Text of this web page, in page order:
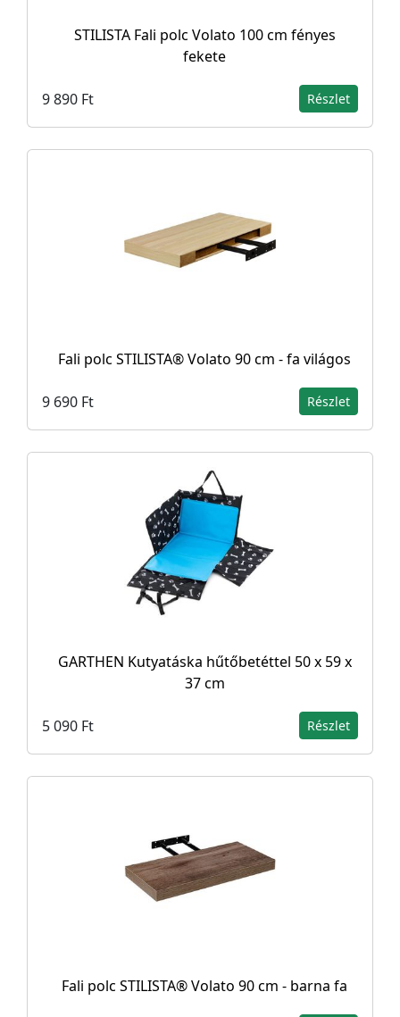
STILISTA Fali polc Volato 100 cm fényes
fekete
9 890 Ft Részlet
Fali polc STILISTA® Volato 90 cm - fa világos
9 690 Ft Részlet
GARTHEN Kutyatáska hűtőbetéttel 50 x 59 x
37 cm
5 090 Ft Részlet
Fali polc STILISTA® Volato 90 cm - barna fa